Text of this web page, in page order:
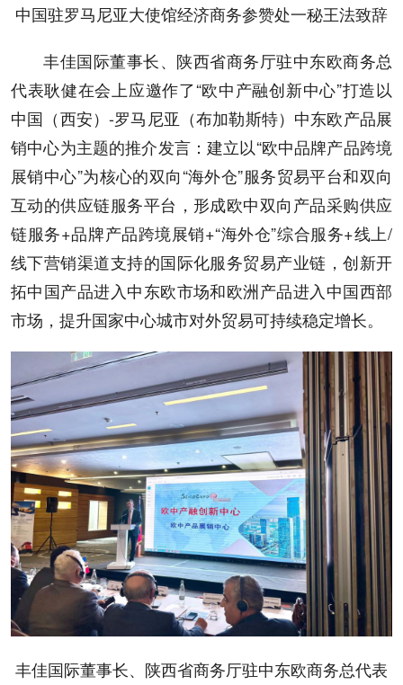
中国驻罗马尼亚大使馆经济商务参赞处一秘王法致辞
丰佳国际董事长、陕西省商务厅驻中东欧商务总
代表耿健在会上应邀作了“欧中产融创新中心”打造以
中国（西安）-罗马尼亚（布加勒斯特）中东欧产品展
销中心为主题的推介发言：建立以“欧中品牌产品跨境
展销中心”为核心的双向“海外仓”服务贸易平台和双向
互动的供应链服务平台，形成欧中双向产品采购供应
链服务+品牌产品跨境展销+“海外仓”综合服务+线上/
线下营销渠道支持的国际化服务贸易产业链，创新开
拓中国产品进入中东欧市场和欧洲产品进入中国西部
市场，提升国家中心城市对外贸易可持续稳定增长。
丰佳国际董事长、陕西省商务厅驻中东欧商务总代表